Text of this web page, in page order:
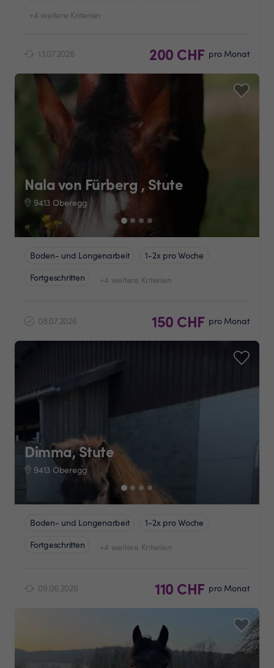
+4 weitere Kriterien
13.07.2026 200 CHF pro Monat
Nala von Fürberg , Stute
9413 Oberegg
Boden- und Longenarbeit
1-2x pro Woche
Fortgeschritten
+4 weitere Kriterien
08.07.2026 150 CHF pro Monat
Dimma, Stute
9413 Oberegg
Boden- und Longenarbeit
1-2x pro Woche
Fortgeschritten
+4 weitere Kriterien
09.06.2026 110 CHF pro Monat